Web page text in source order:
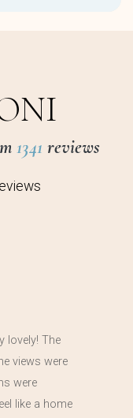
1341 reviews
lovely! The
views were
were
like a home